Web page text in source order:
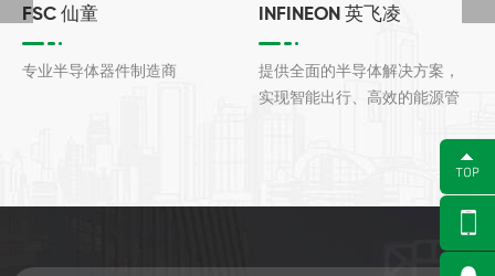
FSC 仙童
专业半导体器件制造商
INFINEON 英飞凌
提供全面的半导体解决方案，
实现智能出行、高效的能源管